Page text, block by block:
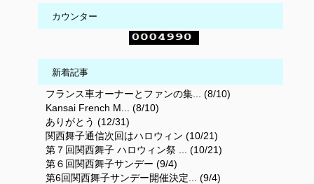
カウンター
新着記事
フランス車オーナーとファンの集... (8/10)
Kansai French M... (8/10)
ありがとう (12/31)
関西舞子通信次回はハロウィン (10/21)
第７回関西舞子 ハロウィン祭 ... (10/21)
第６回関西舞子サンデー (9/4)
第6回関西舞子サンデー開催決定... (9/4)